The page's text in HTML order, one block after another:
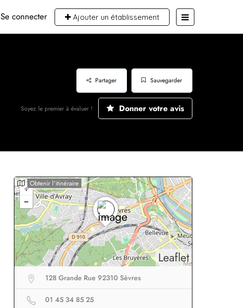
Se connecter Ajouter un établissement
Sauvegarder
Partager
Soyez le premier à évaluer ! Donner votre avis
Leaflet
Obtenir l'itinéraire
128 Grande Rue 92310 Sèvres
01 45 34 85 25